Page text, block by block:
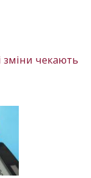
зміни чекають